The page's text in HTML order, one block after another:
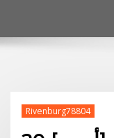
Rivenburg78804